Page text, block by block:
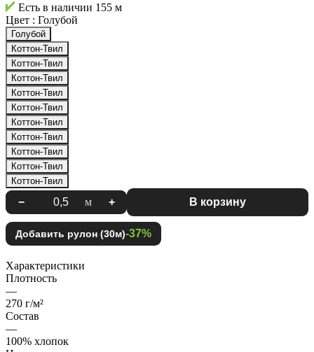
Есть в наличии 155 м
Цвет : Голубой
Голубой
Коттон-Твил
Коттон-Твил
Коттон-Твил
Коттон-Твил
Коттон-Твил
Коттон-Твил
Коттон-Твил
Коттон-Твил
Коттон-Твил
Коттон-Твил
− м + В корзину
Добавить рулон (30м)-37%
Характеристики
Плотность
—
270 г/м²
Состав
—
100% хлопок